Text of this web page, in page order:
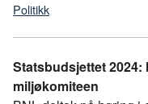
Politikk
Statsbudsjettet 2024:
miljøkomiteen